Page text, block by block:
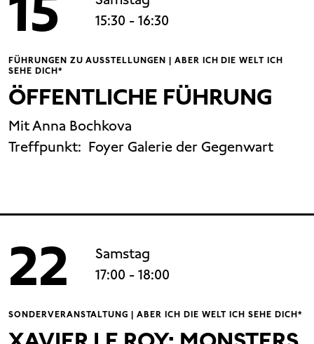
15:30 - 16:30
FÜHRUNGEN ZU AUSSTELLUNGEN | ABER ICH DIE WELT ICH
SEHE DICH*
ÖFFENTLICHE FÜHRUNG
Mit Anna Bochkova
Treffpunkt: Foyer Galerie der Gegenwart
22
Samstag
17:00 - 18:00
SONDERVERANSTALTUNG | ABER ICH DIE WELT ICH SEHE DICH*